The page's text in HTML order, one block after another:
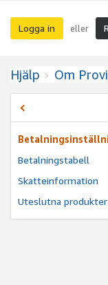
Logga in eller
Hjälp Om
Betalningstabell
Skatteinformation
Uteslutna produkter